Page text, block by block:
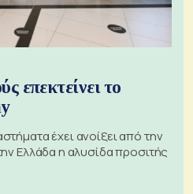
επεκτείνει το
έχει ανοίξει από την
Ελλάδα η αλυσίδα προσιτής